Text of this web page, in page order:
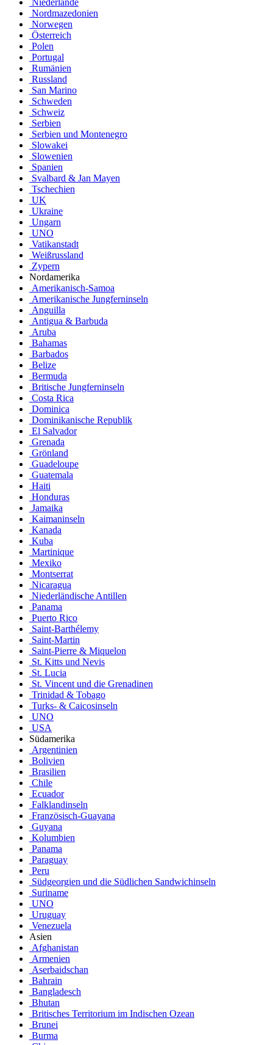
Niederlande
Nordmazedonien
Norwegen
Österreich
Polen
Portugal
Rumänien
Russland
San Marino
Schweden
Schweiz
Serbien
Serbien und Montenegro
Slowakei
Slowenien
Spanien
Svalbard & Jan Mayen
Tschechien
UK
Ukraine
Ungarn
UNO
Vatikanstadt
Weißrussland
Zypern
Nordamerika
Amerikanisch-Samoa
Amerikanische Jungferninseln
Anguilla
Antigua & Barbuda
Aruba
Bahamas
Barbados
Belize
Bermuda
Britische Jungferninseln
Costa Rica
Dominica
Dominikanische Republik
El Salvador
Grenada
Grönland
Guadeloupe
Guatemala
Haiti
Honduras
Jamaika
Kaimaninseln
Kanada
Kuba
Martinique
Mexiko
Montserrat
Nicaragua
Niederländische Antillen
Panama
Puerto Rico
Saint-Barthélemy
Saint-Martin
Saint-Pierre & Miquelon
St. Kitts und Nevis
St. Lucia
St. Vincent und die Grenadinen
Trinidad & Tobago
Turks- & Caicosinseln
UNO
USA
Südamerika
Argentinien
Bolivien
Brasilien
Chile
Ecuador
Falklandinseln
Französisch-Guayana
Guyana
Kolumbien
Panama
Paraguay
Peru
Südgeorgien und die Südlichen Sandwichinseln
Suriname
UNO
Uruguay
Venezuela
Asien
Afghanistan
Armenien
Aserbaidschan
Bahrain
Bangladesch
Bhutan
Britisches Territorium im Indischen Ozean
Brunei
Burma